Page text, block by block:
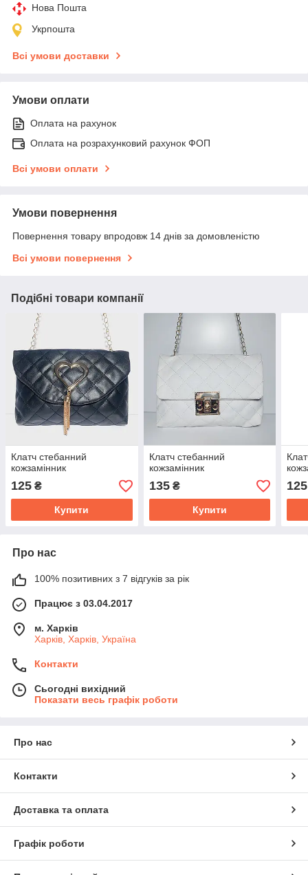
Нова Пошта
Укрпошта
Всі умови доставки
Умови оплати
Оплата на рахунок
Оплата на розрахунковий рахунок ФОП
Всі умови оплати
Умови повернення
Повернення товару впродовж 14 днів за домовленістю
Всі умови повернення
Подібні товари компанії
Клатч стебанний
кожзамінник
125 ₴
Купити
Клатч стебанний
кожзамінник
135₴
Купити
125
Про нас
100% позитивних з 7 відгуків за рік
Працює з 03.04.2017
м. Харків
Харків, Харків, Україна
Контакти
Сьогодні вихідний
Показати весь графік роботи
Про нас
Контакти
Доставка та оплата
Графік роботи